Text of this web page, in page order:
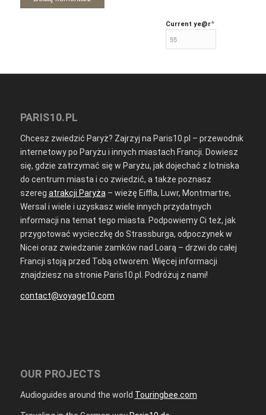
Current ye@r*
PARIS10.PL
Chcesz zwiedzić Paryż? Zajrzyj na Paris10.pl – przewodnik
internetowy po Paryżu i innych miastach Francji. Dowiesz
się, gdzie zatrzymać się w Paryżu, jak dojechać z lotniska
do centrum miasta i co zwiedzić, a także poznasz
szereg atrakcji Paryża – wieżę Eiffla, Luwr, Montmartre,
Wersal i wiele i uzyskasz wiele innych przydatnych
informacji na temat tego miasta. Podpowiemy Ci też, jak
przygotować wycieczkę do Strassburga, odpoczynek w
Nicei oraz zwiedzanie zamków nad Loarą – drzwi do całej
Francji stoją przed Tobą otworem. Więcej informacji
znajdziesz na stronie Paris10.pl. Podróżuj z nami!
contact@voyage10.com
OUR PROJECTS
Audioguides around the world Touringbee.com